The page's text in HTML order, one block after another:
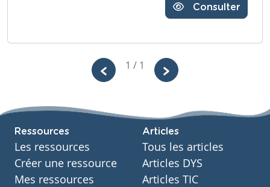
Consulter
1 / 1
Ressources
Les ressources
Créer une ressource
Mes ressources
Articles
Tous les articles
Articles DYS
Articles TIC